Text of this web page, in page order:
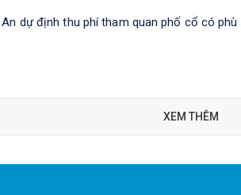
dự định thu phí tham quan phố cổ có
XEM THÊM